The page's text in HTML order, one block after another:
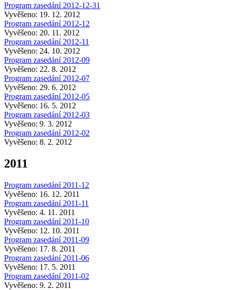
Program zasedání 2012-12-31
Vyvěšeno: 19. 12. 2012
Program zasedání 2012-12
Vyvěšeno: 20. 11. 2012
Program zasedání 2012-11
Vyvěšeno: 24. 10. 2012
Program zasedání 2012-09
Vyvěšeno: 22. 8. 2012
Program zasedání 2012-07
Vyvěšeno: 29. 6. 2012
Program zasedání 2012-05
Vyvěšeno: 16. 5. 2012
Program zasedání 2012-03
Vyvěšeno: 9. 3. 2012
Program zasedání 2012-02
Vyvěšeno: 8. 2. 2012
2011
Program zasedání 2011-12
Vyvěšeno: 16. 12. 2011
Program zasedání 2011-11
Vyvěšeno: 4. 11. 2011
Program zasedání 2011-10
Vyvěšeno: 12. 10. 2011
Program zasedání 2011-09
Vyvěšeno: 17. 8. 2011
Program zasedání 2011-06
Vyvěšeno: 17. 5. 2011
Program zasedání 2011-02
Vyvěšeno: 9. 2. 2011